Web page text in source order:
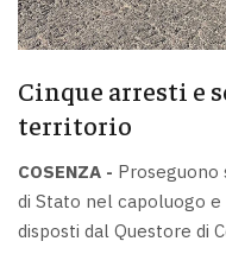
Cinque arresti e
territorio
COSENZA -
di Stato nel capoluogo
disposti dal Questore di